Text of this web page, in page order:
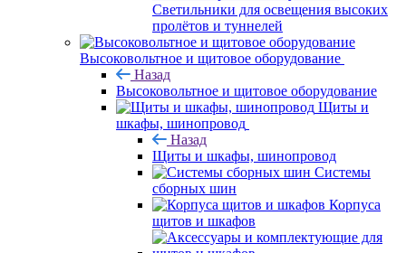
Светильники для освещения высоких
пролётов и туннелей
Высоковольтное и щитовое оборудование
Назад
Высоковольтное и щитовое оборудование
Щиты и
шкафы, шинопровод
Назад
Щиты и шкафы, шинопровод
Системы
сборных шин
Корпуса
щитов и шкафов